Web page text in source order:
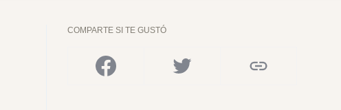
COMPARTE SI TE GUSTÓ